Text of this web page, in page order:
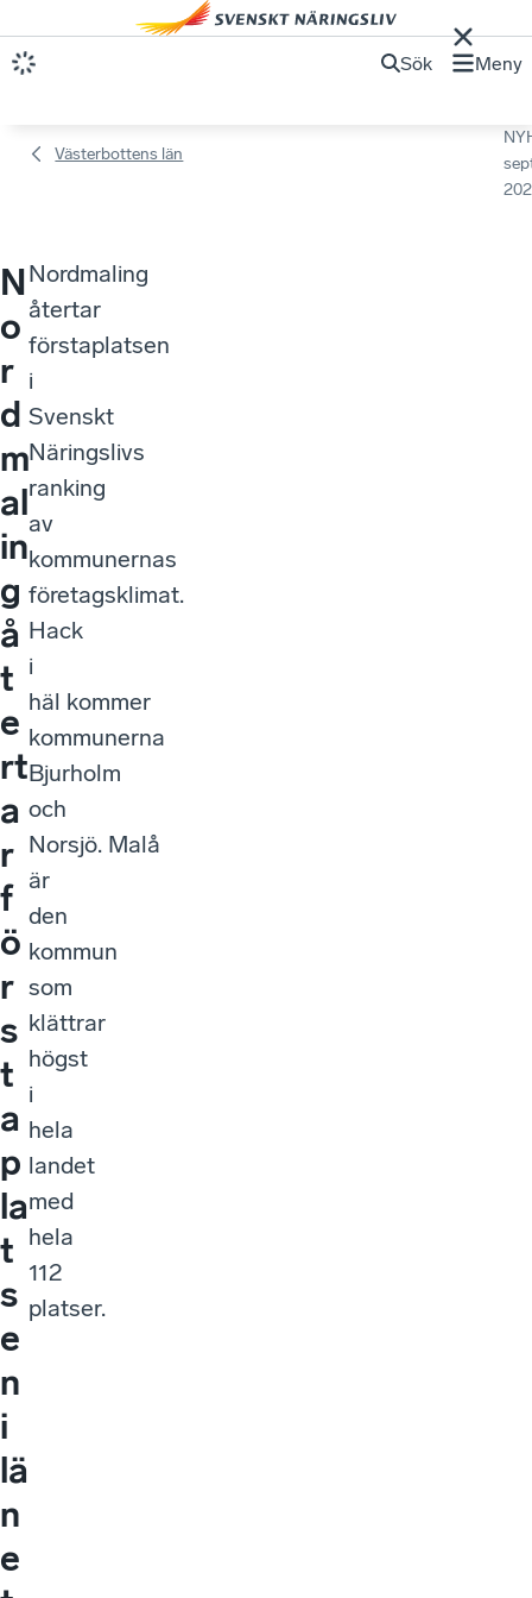
Sök Meny
Västerbottens län
N
o
r
d
m
al
in
g
å
t
e
rt
a
r
f
ö
r
s
t
a
p
la
t
s
e
n
i
lä
n
e
Nordmaling
återtar
förstaplatsen
i
Svenskt
Näringslivs
ranking
av
kommunernas
företagsklimat.
Hack
i
häl kommer
kommunerna
Bjurholm
och
Norsjö. Malå
är
den
kommun
som
klättrar
högst
i
hela
landet
med
hela
112
platser.